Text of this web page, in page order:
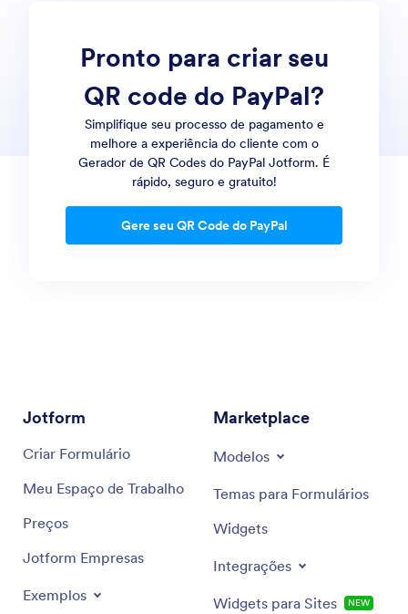
Pronto para criar seu
QR code do PayPal?
Simplifique seu processo de pagamento e
melhore a experiência do cliente com o
Gerador de QR Codes do PayPal Jotform. É
rápido, seguro e gratuito!
Gere seu QR Code do PayPal
Jotform
Criar Formulário
Meu Espaço de Trabalho
Preços
Jotform Empresas
Exemplos
Marketplace
Modelos
Temas para Formulários
Widgets
Integrações
Widgets para Sites NEW